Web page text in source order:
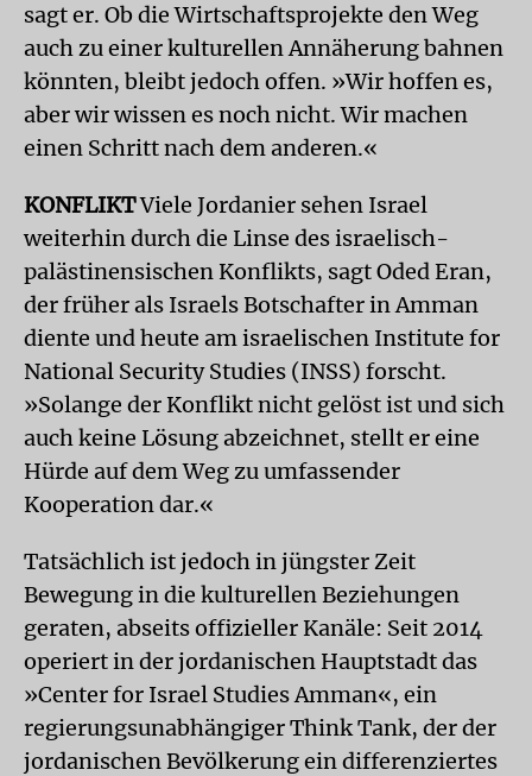
sagt er. Ob die Wirtschaftsprojekte den Weg
auch zu einer kulturellen Annäherung bahnen
könnten, bleibt jedoch offen. »Wir hoffen es,
aber wir wissen es noch nicht. Wir machen
einen Schritt nach dem anderen.«
KONFLIKTViele Jordanier sehen Israel
weiterhin durch die Linse des israelisch-
palästinensischen Konflikts, sagt Oded Eran,
der früher als Israels Botschafter in Amman
diente und heute am israelischen Institute for
National Security Studies (INSS) forscht.
»Solange der Konflikt nicht gelöst ist und sich
auch keine Lösung abzeichnet, stellt er eine
Hürde auf dem Weg zu umfassender
Kooperation dar.«
Tatsächlich ist jedoch in jüngster Zeit
Bewegung in die kulturellen Beziehungen
geraten, abseits offizieller Kanäle: Seit 2014
operiert in der jordanischen Hauptstadt das
»Center for Israel Studies Amman«, ein
regierungsunabhängiger Think Tank, der der
jordanischen Bevölkerung ein differenziertes